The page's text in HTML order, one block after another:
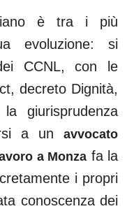
è tra i più
evoluzione: si
CCNL, con le
decreto Dignità,
giurisprudenza
a un
avvocato
a Monza fa la
i propri
conoscenza dei